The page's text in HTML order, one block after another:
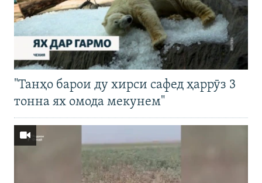
"Танҳо барои ду хирси сафед ҳаррӯз 3
тонна ях омода мекунем"